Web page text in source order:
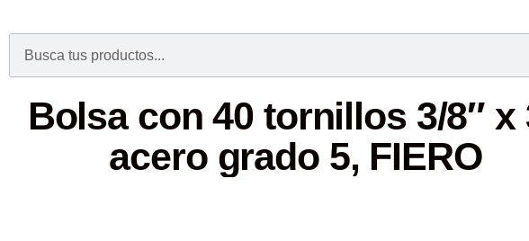
Bolsa con 40 tornillos 3/8″ x
acero grado 5, FIERO